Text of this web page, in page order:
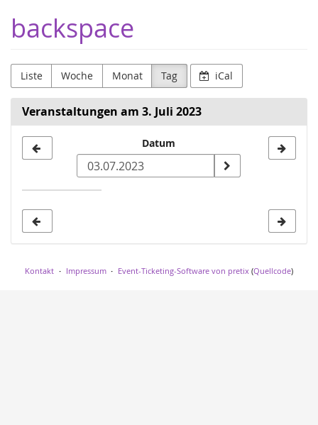
Haupt-
Inhalt
backspace
Liste Woche Monat Tag iCal
Veranstaltungen am 3. Juli 2023
zur
Anzeige
Datum
Kontakt Impressum Event-Ticketing-Software von pretix (Quellcode)